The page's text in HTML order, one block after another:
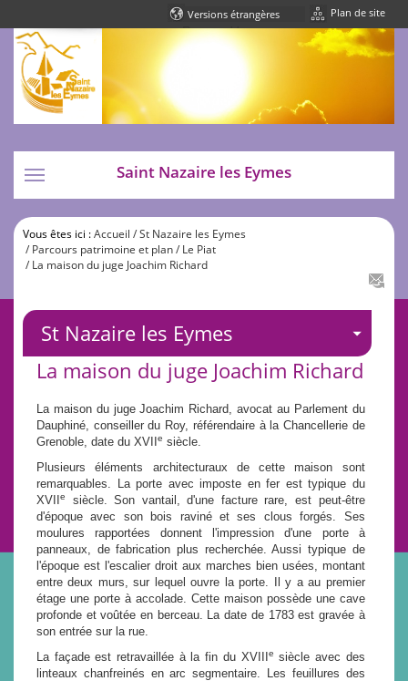
Plan de site
Powered by
Translate
Toggle
navigation
Saint Nazaire les Eymes
Vous êtes ici :Accueil / St Nazaire les Eymes
/ Parcours patrimoine et plan/ Le Piat
/ La maison du juge Joachim Richard
St Nazaire les Eymes
La maison du juge Joachim Richard
La maison du juge Joachim Richard, avocat au Parlement du
Dauphiné, conseiller du Roy, référendaire à la Chancellerie de
Grenoble, date du XVIIe siècle.
Plusieurs éléments architecturaux de cette maison sont
remarquables. La porte avec imposte en fer est typique du
XVIIe
siècle. Son vantail, d'une facture rare, est peut-être
d'époque avec son bois raviné et ses clous forgés. Ses
moulures rapportées donnent l'impression d'une porte à
panneaux, de fabrication plus recherchée. Aussi typique de
l'époque est l'escalier droit aux marches bien usées, montant
entre deux murs, sur lequel ouvre la porte. Il y a au premier
étage une porte à accolade. Cette maison possède une cave
profonde et voûtée en berceau. La date de 1783 est gravée à
son entrée sur la rue.
La façade est retravaillée à la fin du XVIIIe siècle avec des
linteaux chanfreinés en arc segmentaire. Les feuillures des